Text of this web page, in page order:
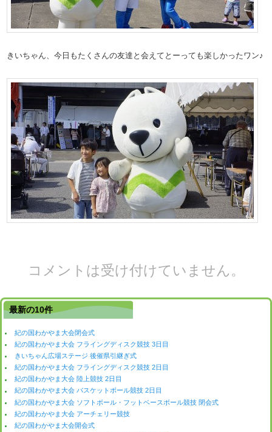
きいちゃん、今日もたくさんの友達と会えてとーっても楽しかったワン♪
コメントは受け付けていません。
最新の10件
紀の国わかやま大会閉会式
紀の国わかやま大会 フライングディスク競技 3日目
きいちゃん広場ステージ 後催県引継ぎ式
紀の国わかやま大会 フライングディスク競技 2日目
紀の国わかやま大会 陸上競技 2日目
紀の国わかやま大会 バスケットボール競技 2日目
紀の国わかやま大会 ソフトボール・フットベースボール競技 閉会式
紀の国わかやま大会 アーチェリー競技
紀の国わかやま大会開会式